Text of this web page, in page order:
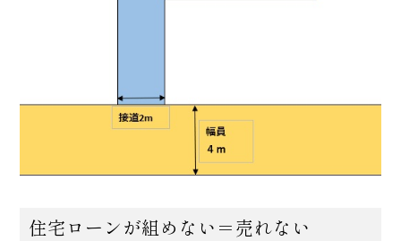
住宅ローンが組めない＝売れない